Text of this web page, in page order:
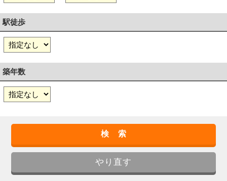
駅徒歩
築年数